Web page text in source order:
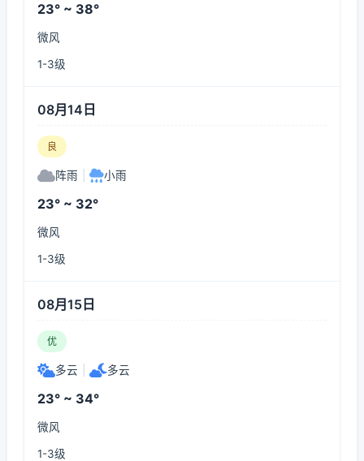
23° ~ 38°
微风
1-3级
08月14日
良
阵雨 小雨
23° ~ 32°
微风
1-3级
08月15日
优
多云 多云
23° ~ 34°
微风
1-3级